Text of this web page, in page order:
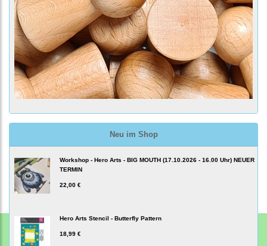
Neu im Shop
Workshop - Hero Arts - BIG MOUTH (17.10.2026 - 16.00 Uhr) NEUER
TERMIN
22,00 €
Hero Arts Stencil - Butterfly Pattern
18,99 €